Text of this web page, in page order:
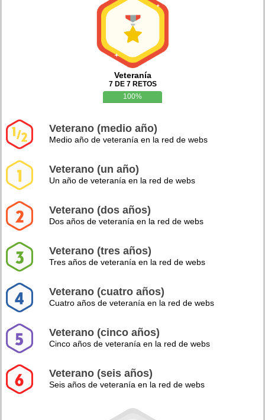
Veteranía
7 DE 7 RETOS
100%
Veterano (medio año)
Medio año de veteranía en la red de webs
Veterano (un año)
Un año de veteranía en la red de webs
Veterano (dos años)
Dos años de veteranía en la red de webs
Veterano (tres años)
Tres años de veteranía en la red de webs
Veterano (cuatro años)
Cuatro años de veteranía en la red de webs
Veterano (cinco años)
Cinco años de veteranía en la red de webs
Veterano (seis años)
Seis años de veteranía en la red de webs